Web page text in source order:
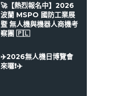
🚀【熱烈報名中】2026
波蘭 MSPO 國防工業展
暨 無人機與機器人商機考
察團 🇵🇱
✈️2026無人機日博覽會
來囉❗️✈️